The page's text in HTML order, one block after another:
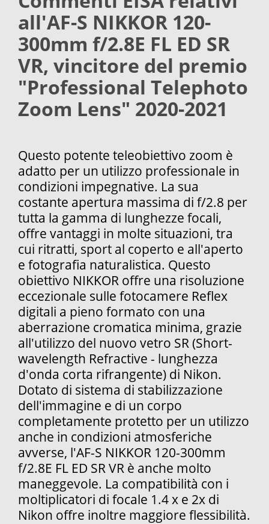
all'AF-S NIKKOR 120-
300mm f/2.8E FL ED SR
VR, vincitore del premio
"Professional Telephoto
Zoom Lens" 2020-2021
Questo potente teleobiettivo zoom è
adatto per un utilizzo professionale in
condizioni impegnative. La sua
costante apertura massima di f/2.8 per
tutta la gamma di lunghezze focali,
offre vantaggi in molte situazioni, tra
cui ritratti, sport al coperto e all'aperto
e fotografia naturalistica. Questo
obiettivo NIKKOR offre una risoluzione
eccezionale sulle fotocamere Reflex
digitali a pieno formato con una
aberrazione cromatica minima, grazie
all'utilizzo del nuovo vetro SR (Short-
wavelength Refractive - lunghezza
d'onda corta rifrangente) di Nikon.
Dotato di sistema di stabilizzazione
dell'immagine e di un corpo
completamente protetto per un utilizzo
anche in condizioni atmosferiche
avverse, l'AF-S NIKKOR 120-300mm
f/2.8E FL ED SR VR è anche molto
maneggevole. La compatibilità con i
moltiplicatori di focale 1.4 x e 2x di
Nikon offre inoltre maggiore flessibilità.